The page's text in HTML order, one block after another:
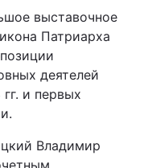
выставочное
Патриарха
деятелей
и первых
Владимир